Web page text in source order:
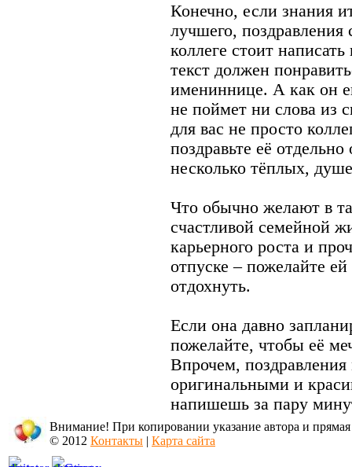
Конечно, если знания
лучшего,
коллеге стоит
текст должен
имениннице. А как он
не поймет ни слова из
для вас не просто
поздравьте её
несколько тёплых,
Что обычно желают в
счастливой семейной
карьерного роста и
отпуске – пожелайте
отдохнуть.
Если она давно
пожелайте, чтобы её
Впрочем,
оригинальными и
напишешь за пару
Внимание! При копировании указание автора и
© 2012 Контакты | Карта сайта